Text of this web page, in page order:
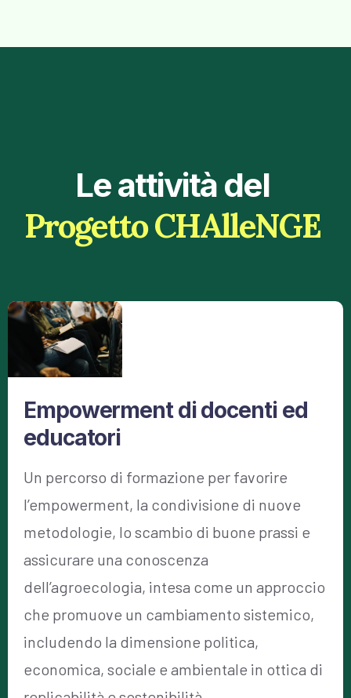
Le attività del
Progetto CHAlleNGE
Empowerment di docenti ed
educatori
Un percorso di formazione per favorire
l’empowerment, la condivisione di nuove
metodologie, lo scambio di buone prassi e
assicurare una conoscenza
dell’agroecologia, intesa come un approccio
che promuove un cambiamento sistemico,
includendo la dimensione politica,
economica, sociale e ambientale in ottica di